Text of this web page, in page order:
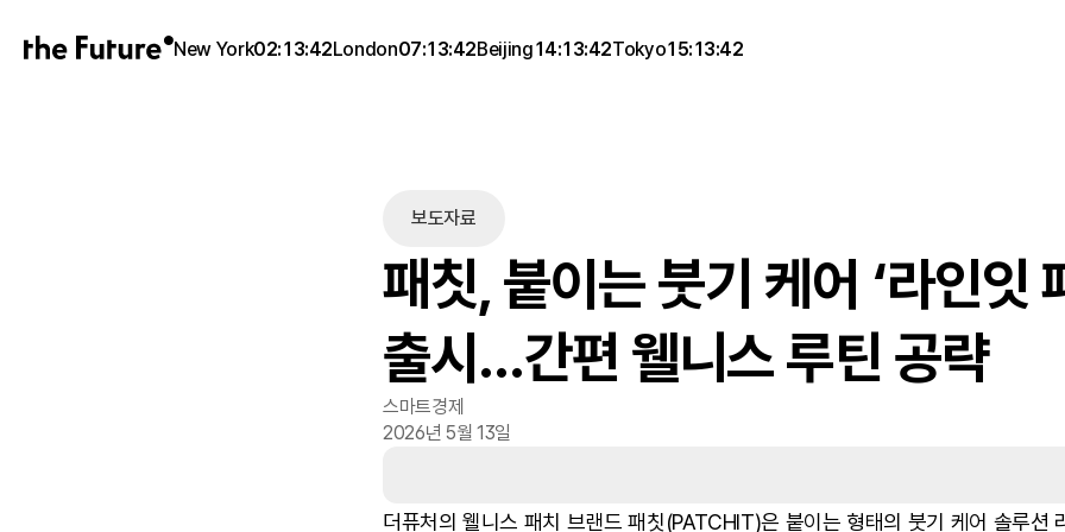
New York02:13:42London07:13:42Beijing14:13:42Tokyo15:13:42
보도자료
패칫, 붙이는 붓기 케어 ‘라인잇
출시...간편 웰니스 루틴 공략
스마트경제
2026년 5월 13일
더퓨처의 웰니스 패치 브랜드 패칫(PATCHIT)은 붙이는 형태의 붓기 케어 솔루션